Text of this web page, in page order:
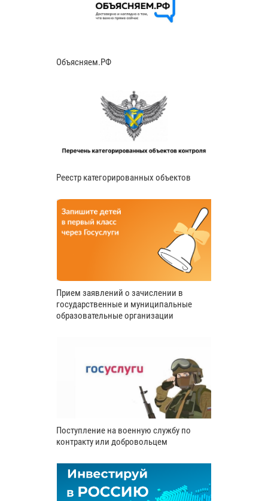
Объясняем.РФ
Реестр категорированных объектов
Прием заявлений о зачислении в
государственные и муниципальные
образовательные организации
Поступление на военную службу по
контракту или добровольцем